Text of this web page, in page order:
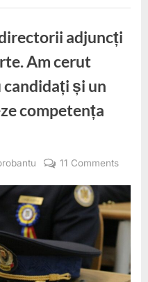
adjuncți
Am cerut
și un
competența
11 Commentson
mai